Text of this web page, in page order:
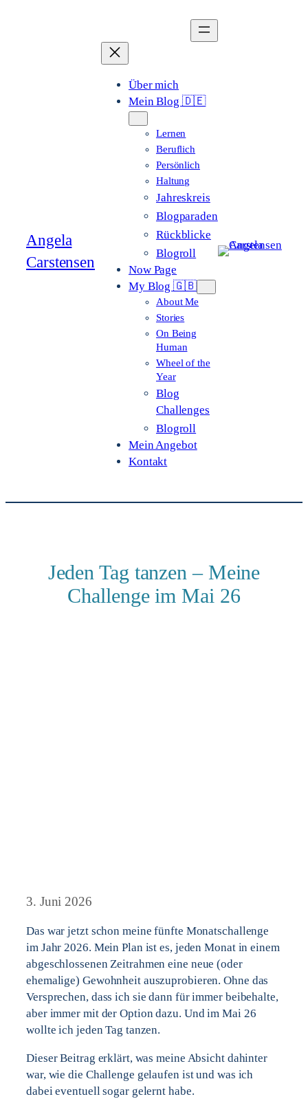
Angela
Carstensen
Über mich
Mein Blog 🇩🇪
Lernen
Beruflich
Persönlich
Haltung
Jahreskreis
Blogparaden
Rückblicke
Blogroll
Now Page
My Blog 🇬🇧
About Me
Stories
On Being
Human
Wheel of the
Year
Blog
Challenges
Blogroll
Mein Angebot
Kontakt
Jeden Tag tanzen – Meine
Challenge im Mai 26
3. Juni 2026
Das war jetzt schon meine fünfte Monatschallenge
im Jahr 2026. Mein Plan ist es, jeden Monat in einem
abgeschlossenen Zeitrahmen eine neue (oder
ehemalige) Gewohnheit auszuprobieren. Ohne das
Versprechen, dass ich sie dann für immer beibehalte,
aber immer mit der Option dazu. Und im Mai 26
wollte ich jeden Tag tanzen.
Dieser Beitrag erklärt, was meine Absicht dahinter
war, wie die Challenge gelaufen ist und was ich
dabei eventuell sogar gelernt habe.